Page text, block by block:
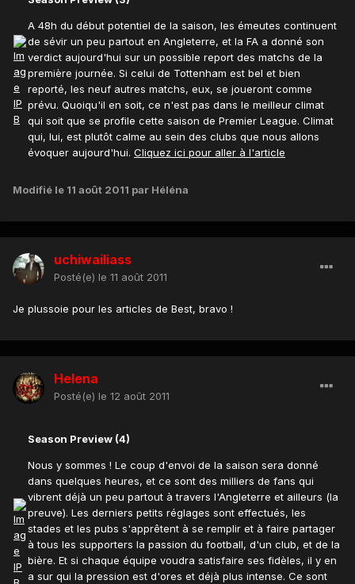
A 48h du début potentiel de la saison, les émeutes continuent
de sévir un peu partout en Angleterre, et la FA a donné son
verdict aujourd'hui sur un possible report des matchs de la
première journée. Si celui de Tottenham est bel et bien
reporté, les neuf autres matchs, eux, se joueront comme
prévu. Quoiqu'il en soit, ce n'est pas dans le meilleur climat
qui soit que se profile cette saison de Premier League. Climat
qui, lui, est plutôt calme au sein des clubs que nous allons
évoquer aujourd'hui. Cliquez ici pour aller à l'article
Modifié le 11 août 2011 par Héléna
uchiwailiass
Posté(e) le 11 août 2011
Je plussoie pour les articles de Best, bravo !
Helena
Posté(e) le 12 août 2011
Season Preview (4)
Nous y sommes ! Le coup d'envoi de la saison sera donné
dans quelques heures, et ce sont des milliers de fans qui
vibrent déjà un peu partout à travers l'Angleterre et ailleurs (la
preuve). Les derniers petits réglages sont effectués, les
stades et les pubs s'apprêtent à se remplir et à faire partager
à tous les supporters la passion du football, d'un club, et de la
bière. Et si chaque équipe voudra satisfaire ses fidèles, il y en
a sur qui la pression est d'ores et déjà plus intense. Ce sont